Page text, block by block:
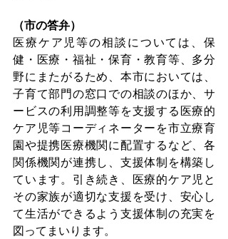
（市の答弁）
医療ケア児等の相談については、保
健・医療・福祉・保育・教育等、多分
野にまたがるため、本市においては、
子育て部門の窓口での相談のほか、サ
ービスの利用調整等を支援する医療的
ケア児等コーディネーターを市立療育
園や提携医療機関に配置するなど、各
関係機関が連携し、支援体制を構築し
ています。引き続き、医療的ケア児と
その家族が適切な支援を受け、安心し
て生活ができるよう支援体制の充実を
図ってまいります。